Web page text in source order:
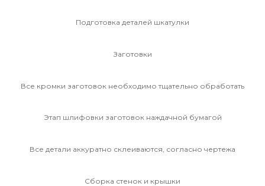
Подготовка деталей шкатулки
Заготовки
Все кромки заготовок необходимо тщательно обработать
Этап шлифовки заготовок наждачной бумагой
Все детали аккуратно склеиваются, согласно чертежа
Сборка стенок и крышки